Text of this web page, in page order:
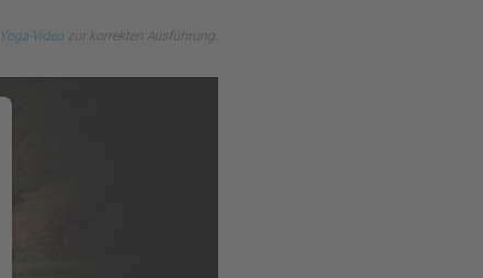
Yoga-Video zur korrekten Ausführung.